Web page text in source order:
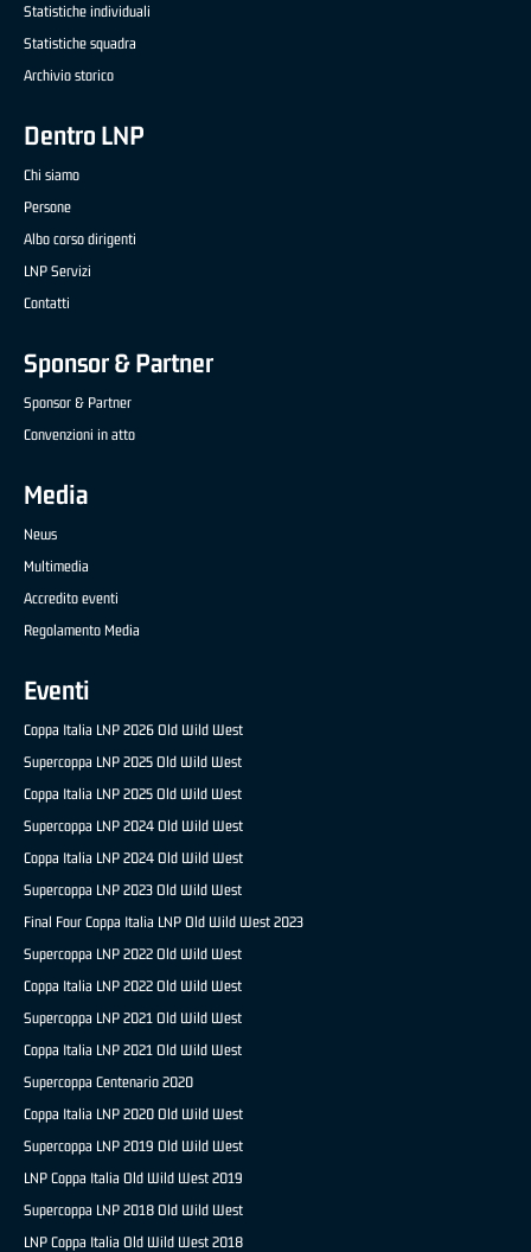
Statistiche individuali
Statistiche squadra
Archivio storico
Dentro LNP
Chi siamo
Persone
Albo corso dirigenti
LNP Servizi
Contatti
Sponsor & Partner
Sponsor & Partner
Convenzioni in atto
Media
News
Multimedia
Accredito eventi
Regolamento Media
Eventi
Coppa Italia LNP 2026 Old Wild West
Supercoppa LNP 2025 Old Wild West
Coppa Italia LNP 2025 Old Wild West
Supercoppa LNP 2024 Old Wild West
Coppa Italia LNP 2024 Old Wild West
Supercoppa LNP 2023 Old Wild West
Final Four Coppa Italia LNP Old Wild West 2023
Supercoppa LNP 2022 Old Wild West
Coppa Italia LNP 2022 Old Wild West
Supercoppa LNP 2021 Old Wild West
Coppa Italia LNP 2021 Old Wild West
Supercoppa Centenario 2020
Coppa Italia LNP 2020 Old Wild West
Supercoppa LNP 2019 Old Wild West
LNP Coppa Italia Old Wild West 2019
Supercoppa LNP 2018 Old Wild West
LNP Coppa Italia Old Wild West 2018